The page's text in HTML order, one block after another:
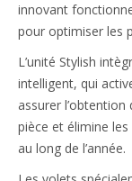
innovant
pour optimiser les
L’unité Stylish
intelligent, qui
assurer
pièce et élimine
au long de l’année.